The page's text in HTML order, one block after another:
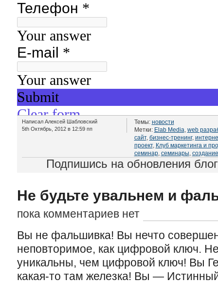
Написал Алексей Шабловский
5th Октябрь, 2012 в 12:59 пп
Темы: новости
Метки: Elab Media, web
сайт, бизнес-тренинг,
проект, Клуб маркетинга и
семинар, семинары,
Подпишись на обновления
Не будьте увальнем и
пока комментариев нет
Вы не фальшивка! Вы нечто
неповторимое, как цифровой ключ.
уникальны, чем цифровой ключ! Вы
какая-то там железка! Вы —